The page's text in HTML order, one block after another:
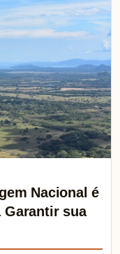
Nacional é
Garantir sua